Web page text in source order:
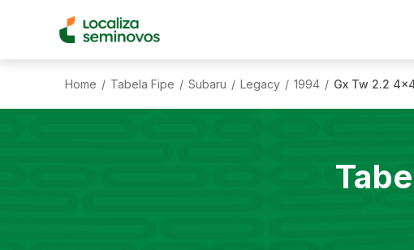
Home / Tabela Fipe / Subaru / Legacy / 1994 / Gx Tw 2.2